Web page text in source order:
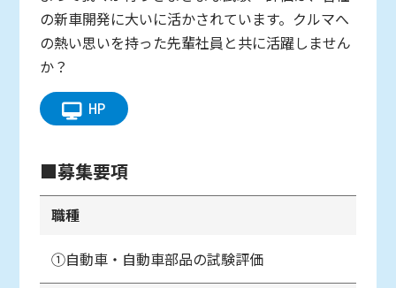
の新車開発に大いに活かされています。クルマへ
の熱い思いを持った先輩社員と共に活躍しません
か？
HP
■募集要項
職種
①自動車・自動車部品の試験評価